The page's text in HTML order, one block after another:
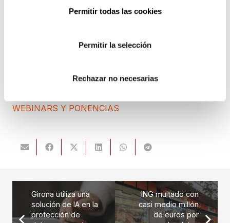
Permitir todas las cookies
Permitir la selección
Rechazar no necesarias
PUBLICACIONES JURÍDICAS
WEBINARS Y PONENCIAS
Girona utiliza una
solución de IA en la
protección de
ING multado con
casi medio millón
de euros por